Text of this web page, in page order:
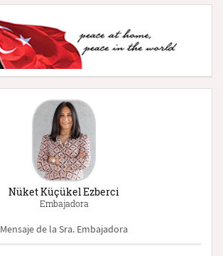
Nüket Küçükel Ezberci
Embajadora
Mensaje de la Sra. Embajadora